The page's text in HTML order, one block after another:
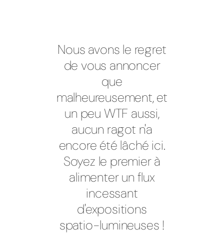
Nous avons le regret
de vous annoncer
que
malheureusement, et
un peu WTF aussi,
aucun ragot n'a
encore été lâché ici.
Soyez le premier à
alimenter un flux
incessant
d'expositions
spatio-lumineuses !